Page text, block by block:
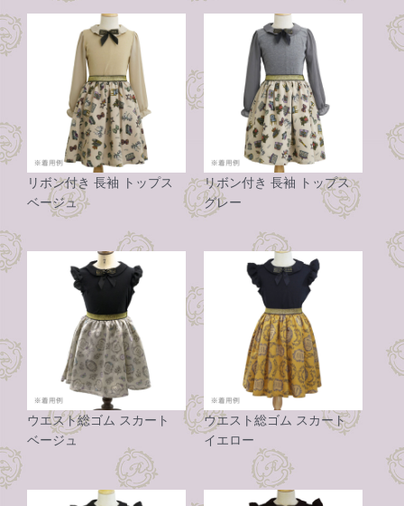
リボン付き 長袖 トップス
ベージュ
リボン付き 長袖 トップス
グレー
ウエスト総ゴム スカート
ベージュ
ウエスト総ゴム スカート
イエロー